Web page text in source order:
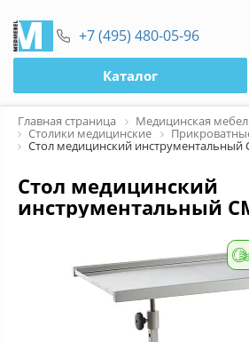
+7 (495) 480-05-96
Каталог
Главная страница Медицинская
Столики медицинские
Стол медицинский
Стол медицинский
инструментальный